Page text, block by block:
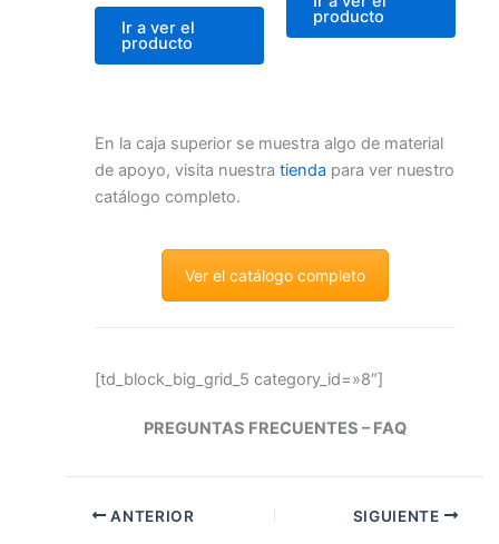
Ir a ver el
producto
producto
En la caja superior se muestra algo de material
de apoyo, visita nuestra tienda para ver nuestro
catálogo completo.
Ver el catálogo completo
[td_block_big_grid_5 category_id=»8″]
PREGUNTAS FRECUENTES – FAQ
ANTERIOR SIGUIENTE